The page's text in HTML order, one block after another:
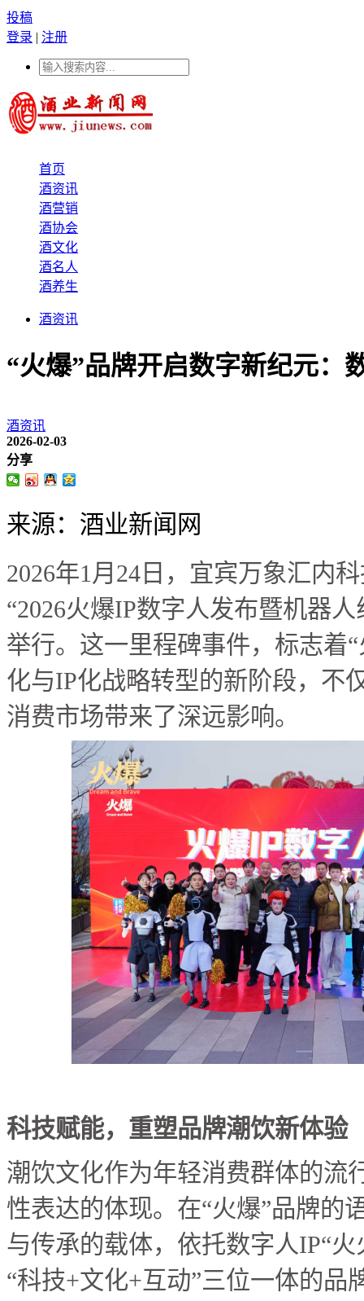
投稿
登录 | 注册
首页
酒资讯
酒营销
酒协会
酒文化
酒名人
酒养生
酒资讯
“火爆”品牌开启数字新纪元：
酒资讯
2026-02-03
分享
来源：酒业新闻网
2026年1月24日，宜宾万象汇内
“2026火爆IP数字人发布暨机器
举行。这一里程碑事件，标志着
化与IP化战略转型的新阶段，不
消费市场带来了深远影响。
科技赋能，重塑品牌潮饮新体验
潮饮文化作为年轻消费群体的流
性表达的体现。在“火爆”品牌的
与传承的载体，依托数字人IP“火
“科技+文化+互动”三位一体的品